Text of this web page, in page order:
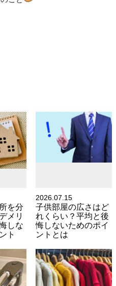
を分
メリ
しな
ト
2026.07.15
子供部屋の広さはど
れくらい？平均と後
悔しないためのポイ
ントとは